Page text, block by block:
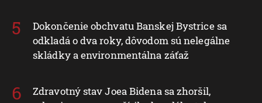
Dokončenie obchvatu Banskej Bystrice sa
odkladá o dva roky, dôvodom sú nelegálne
skládky a environmentálna záťaž
Zdravotný stav Joea Bidena sa zhoršil,